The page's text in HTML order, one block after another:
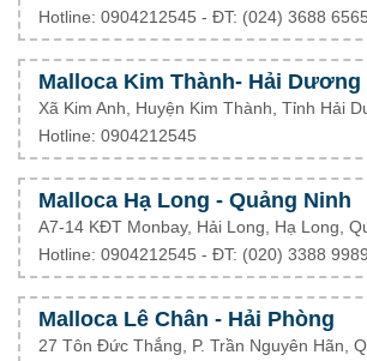
Hotline: 0904212545 - ĐT: (024) 3688 6565
Malloca Kim Thành- Hải Dương
Xã Kim Anh, Huyện Kim Thành, Tỉnh Hải
Hotline: 0904212545
Malloca Hạ Long - Quảng Ninh
A7-14 KĐT Monbay, Hải Long, Hạ Long,
Hotline: 0904212545 - ĐT: (020) 3388 9989
Malloca Lê Chân - Hải Phòng
27 Tôn Đức Thắng, P. Trần Nguyên Hãn,